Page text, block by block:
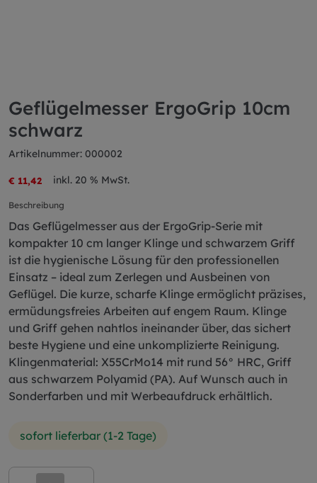
Geflügelmesser ErgoGrip 10cm
schwarz
Artikelnummer: 000002
€ 11,42 inkl. 20 % MwSt.
Beschreibung
Das Geflügelmesser aus der ErgoGrip-Serie mit
kompakter 10 cm langer Klinge und schwarzem Griff
ist die hygienische Lösung für den professionellen
Einsatz – ideal zum Zerlegen und Ausbeinen von
Geflügel. Die kurze, scharfe Klinge ermöglicht präzises,
ermüdungsfreies Arbeiten auf engem Raum. Klinge
und Griff gehen nahtlos ineinander über, das sichert
beste Hygiene und eine unkomplizierte Reinigung.
Klingenmaterial: X55CrMo14 mit rund 56° HRC, Griff
aus schwarzem Polyamid (PA). Auf Wunsch auch in
Sonderfarben und mit Werbeaufdruck erhältlich.
sofort lieferbar (1-2 Tage)